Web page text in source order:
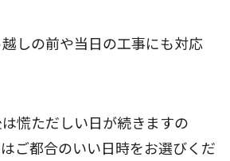
しの前や当日の工事にも対応
慌ただしい日が続きますの
ご都合のいい日時をお選びくだ